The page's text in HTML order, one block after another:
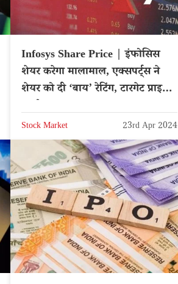
Infosys Share Price | इंफोसिस
शेयर करेगा मालामाल, एक्सपर्ट्स ने
शेयर को दी ‘बाय’ रेटिंग, टारगेट प्राइस
Stock Market 23rd Apr 2024